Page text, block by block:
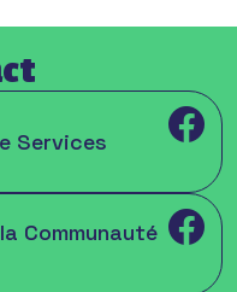
Services
Communauté